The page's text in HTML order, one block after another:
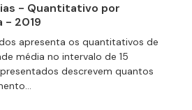
- Quantitativo por
- 2019
apresenta os quantitativos de
média no intervalo de 15
descrevem quantos